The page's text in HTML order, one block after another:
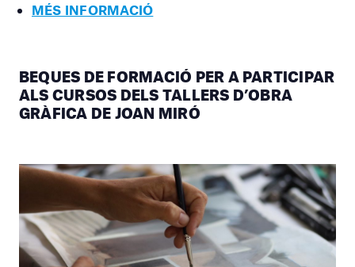
MÉS INFORMACIÓ
BEQUES DE FORMACIÓ PER A PARTICIPAR
ALS CURSOS DELS TALLERS D’OBRA
GRÀFICA DE JOAN MIRÓ